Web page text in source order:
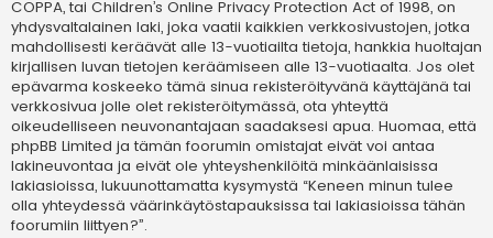
COPPA, tai Children’s Online Privacy Protection Act of 1998, on
yhdysvaltalainen laki, joka vaatii kaikkien verkkosivustojen, jotka
mahdollisesti keräävät alle 13-vuotiailta tietoja, hankkia huoltajan
kirjallisen luvan tietojen keräämiseen alle 13-vuotiaalta. Jos olet
epävarma koskeeko tämä sinua rekisteröityvänä käyttäjänä tai
verkkosivua jolle olet rekisteröitymässä, ota yhteyttä
oikeudelliseen neuvonantajaan saadaksesi apua. Huomaa, että
phpBB Limited ja tämän foorumin omistajat eivät voi antaa
lakineuvontaa ja eivät ole yhteyshenkilöitä minkäänlaisissa
lakiasioissa, lukuunottamatta kysymystä “Keneen minun tulee
olla yhteydessä väärinkäytöstapauksissa tai lakiasioissa tähän
foorumiin liittyen?”.